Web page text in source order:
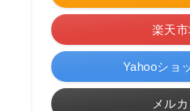
楽天
Yahooショ
メルカ